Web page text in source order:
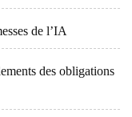
de l’IA
des obligations